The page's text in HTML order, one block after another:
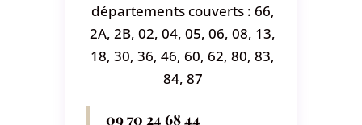
départements couverts : 66,
2A, 2B, 02, 04, 05, 06, 08, 13,
18, 30, 36, 46, 60, 62, 80, 83,
84, 87
09 70 24 68 44